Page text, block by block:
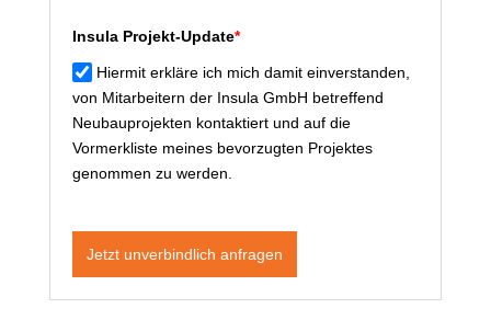
Insula Projekt-Update*
Hiermit erkläre ich mich damit einverstanden,
von Mitarbeitern der Insula GmbH betreffend
Neubauprojekten kontaktiert und auf die
Vormerkliste meines bevorzugten Projektes
genommen zu werden.
Jetzt unverbindlich anfragen